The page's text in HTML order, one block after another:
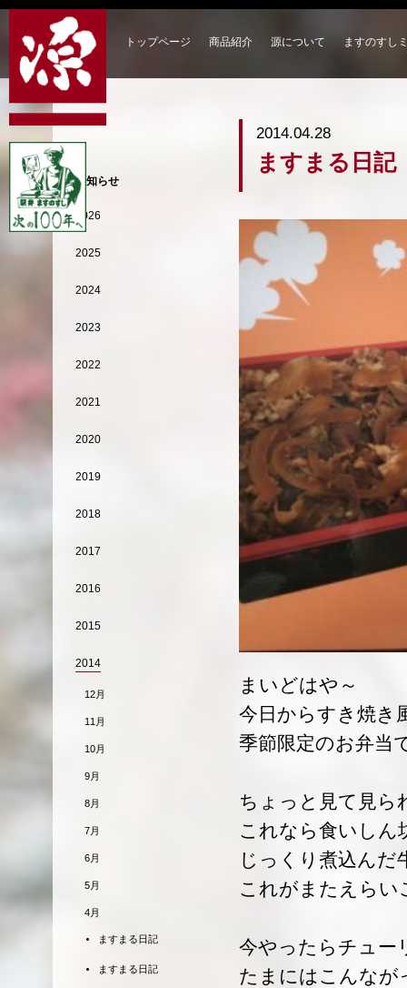
トップページ 商品紹介 源について ますのすし
2014.04.28
ますまる日記
まいどはや～
今日からすき焼き
季節限定のお弁当
ちょっと見て見ら
これなら食いしん
じっくり煮込ん
これがまたえらい
今やったらチュー
たまにはこんなが
お知らせ
2026
2025
2024
2023
2022
2021
2020
2019
2018
2017
2016
2015
2014
12月
11月
10月
9月
8月
7月
6月
5月
4月
ますまる日記
ますまる日記